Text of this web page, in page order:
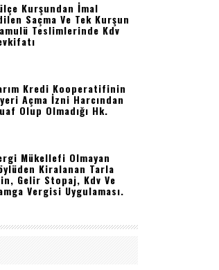
Kurşundan İmal
Saçma Ve Tek Kurşun
Teslimlerinde Kdv
Kredi Kooperatifinin
Açma İzni Harcından
Olup Olmadığı Hk.
Mükellefi Olmayan
Kiralanan Tarla
Gelir Stopaj, Kdv Ve
Vergisi Uygulaması.